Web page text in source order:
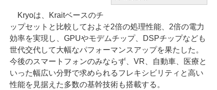
Kryoは、Kraitベースのチ
ップセットと比較しておよそ2倍の処理性能、2倍の電力
効率を実現し、GPUやモデムチップ、DSPチップなども
世代交代して大幅なパフォーマンスアップを果たした。
今後のスマートフォンのみならず、VR、自動車、医療と
いった幅広い分野で求められるフレキシビリティと高い
性能を見据えた多数の基幹技術も搭載する。